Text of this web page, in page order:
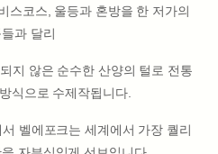
스코스, 울등과 혼방을 한 저가의
과 달리
지 않은 순수한 산양의 털로 전통
식으로 수제작됩니다.
벨에포크는 세계에서 가장 퀄리